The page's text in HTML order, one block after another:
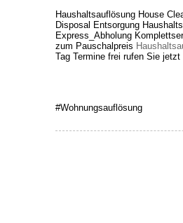
Haushaltsauflösung House
Disposal Entsorgung
Express_Abholung
zum Pauschalpreis
Tag Termine frei rufen Sie
#Wohnungsauflösung